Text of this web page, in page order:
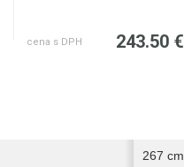
cena s DPH 243.50 €
267 cm